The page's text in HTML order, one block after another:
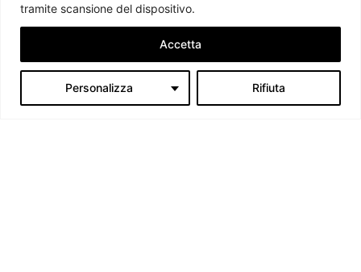
tramite scansione del dispositivo.
Personalizza Rifiuta
Accetta